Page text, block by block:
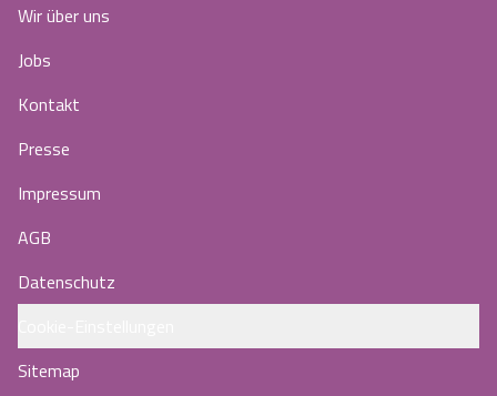
Wir über uns
Jobs
Kontakt
Presse
Impressum
AGB
Datenschutz
Sitemap